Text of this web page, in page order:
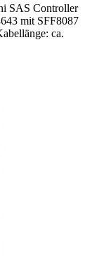
SAS Controller
mit SFF8087
ca.